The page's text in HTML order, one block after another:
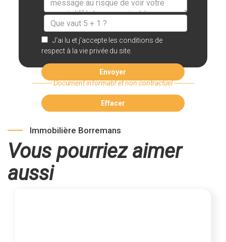
J'ai lu et j'accepte les conditions de
respect à la vie privée du site.
Envoyer
Effacer
---------- Document informatif et non contractuel ----------
Immobilière Borremans
Vous pourriez aimer
aussi